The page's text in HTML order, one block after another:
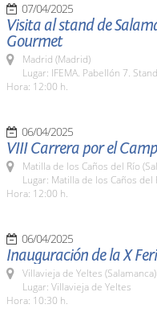
07/04/2025
Visita al stand de
Gourmet
Madrid (Madrid)
Lugar: IFEMA. Pabellón 7.
Hora: 12:00 h.
06/04/2025
VIII Carrera por el
Matilla de los Caños del Río
Lugar: Matilla de los Caños del
Hora: 12:00 h.
06/04/2025
Inauguración de la X
Villavieja de Yeltes (Salamanca)
Lugar: Villavieja de Yeltes
Hora: 10:30 h.